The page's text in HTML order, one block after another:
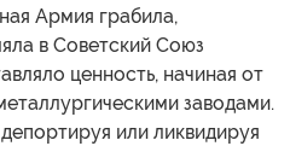
Армия грабила,
в Советский Союз
ценность, начиная от
заводами.
или ликвидируя